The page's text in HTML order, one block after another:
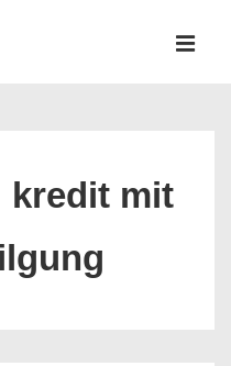
kredit mit